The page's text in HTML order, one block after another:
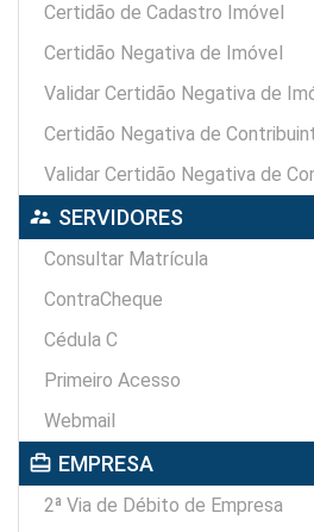
Certidão de Cadastro Imóvel
Certidão Negativa de Imóvel
Validar Certidão Negativa de
Certidão Negativa de
Validar Certidão Negativa de
supervisor_account SERVIDORES
Consultar Matrícula
ContraCheque
Cédula C
Primeiro Acesso
Webmail
card_travel EMPRESA
2ª Via de Débito de Empresa